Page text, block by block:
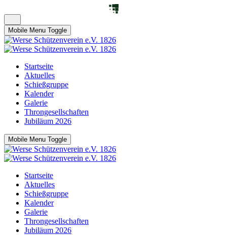
Mobile Menu Toggle
Startseite
Aktuelles
Schießgruppe
Kalender
Galerie
Throngesellschaften
Jubiläum 2026
Mobile Menu Toggle
Startseite
Aktuelles
Schießgruppe
Kalender
Galerie
Throngesellschaften
Jubiläum 2026